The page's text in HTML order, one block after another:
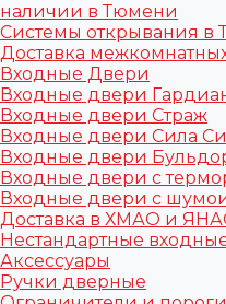
наличии в Тюмени
Системы открывания в
Доставка
Входные Двери
Входные двери
Входные двери Страж
Входные двери Сила
Входные двери
Входные двери с
Входные двери с
Доставка в ХМАО и
Нестандартные
Аксессуары
Ручки дверные